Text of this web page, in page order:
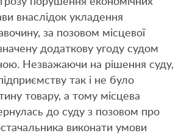
внаслідок укладення
за позовом місцевої
додаткову угоду судом
Незважаючи на рішення суду,
так і не було
товару, а тому місцева
до суду з позовом про
виконати умови